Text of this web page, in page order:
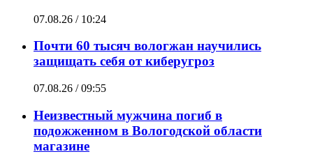
07.08.26 / 10:24
Почти 60 тысяч вологжан научились
защищать себя от киберугроз
07.08.26 / 09:55
Неизвестный мужчина погиб в
подожженном в Вологодской области
магазине